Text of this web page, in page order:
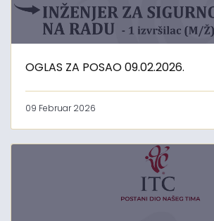
OGLAS ZA POSAO 09.02.2026.
09 Februar 2026